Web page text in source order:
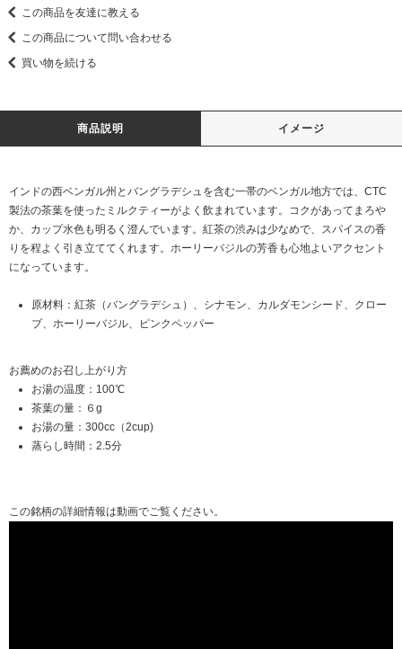
この商品を友達に教える
この商品について問い合わせる
買い物を続ける
商品説明 イメージ
インドの西ベンガル州とバングラデシュを含む一帯のベンガル地方では、CTC
製法の茶葉を使ったミルクティーがよく飲まれています。コクがあってまろや
か、カップ水色も明るく澄んでいます。紅茶の渋みは少なめで、スパイスの香
りを程よく引き立ててくれます。ホーリーバジルの芳香も心地よいアクセント
になっています。
原材料：紅茶（バングラデシュ）、シナモン、カルダモンシード、クロー
ブ、ホーリーバジル、ピンクペッパー
お薦めのお召し上がり方
お湯の温度：100℃
茶葉の量：６g
お湯の量：300cc（2cup)
蒸らし時間：2.5分
この銘柄の詳細情報は動画でご覧ください。